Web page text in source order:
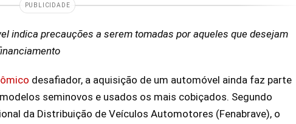
PUBLICIDADE
indica precauções a serem tomadas por aqueles que desejam
desafiador, a aquisição de um automóvel ainda faz parte
seminovos e usados os mais cobiçados. Segundo
da Distribuição de Veículos Automotores (Fenabrave), o